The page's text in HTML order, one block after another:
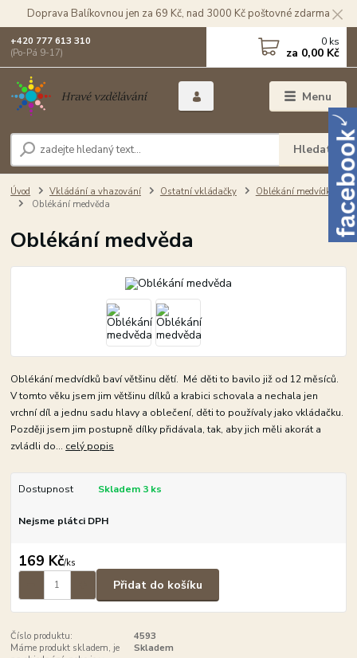
Doprava Balíkovnou jen za 69 Kč, nad 3000 Kč poštovné zdarma
Menu
Hledat
+420 777 613 310
(Po-Pá 9-17)
0 ks
za 0,00 Kč
Úvod Vkládání a vhazování Ostatní vkládačky
Oblékání medvídků
Oblékání medvěda
Oblékání medvěda
Oblékání medvídků baví většinu dětí. Mé děti to bavilo již od 12 měsíců.
V tomto věku jsem jim většinu dílků a krabici schovala a nechala jen
vrchní díl a jednu sadu hlavy a oblečení, děti to používaly jako vkládačku.
Později jsem jim postupně dílky přidávala, tak, aby jich měli akorát a
zvládli do... celý popis
Dostupnost Skladem 3 ks
Nejsme plátci DPH
169 Kč/ks
Přidat do košíku
Číslo produktu:
4593
Máme produkt skladem, je
Skladem